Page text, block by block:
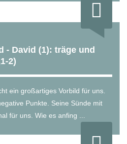
- David (1): träge und
2)
ein großartiges Vorbild für uns.
Punkte. Seine Sünde mit
für uns. Wie es anfing ...